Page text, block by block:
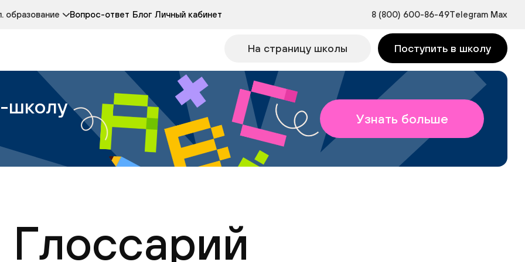
образование
по чтению
Вопрос-ответ Блог Личный кабинет 8 (800) 600-86-49Telegram Max
На страницу школы Поступить в школу
школу
Узнать больше
Глоссарий